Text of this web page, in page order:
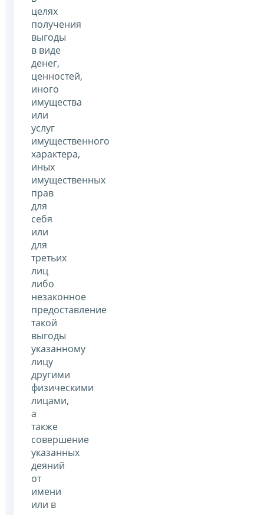
целях
получения
выгоды
в виде
денег,
ценностей,
иного
имущества
или
услуг
имущественного
характера,
иных
имущественных
прав
для
себя
или
для
третьих
лиц
либо
незаконное
предоставление
такой
выгоды
указанному
лицу
другими
физическими
лицами,
а
также
совершение
указанных
деяний
от
имени
или в